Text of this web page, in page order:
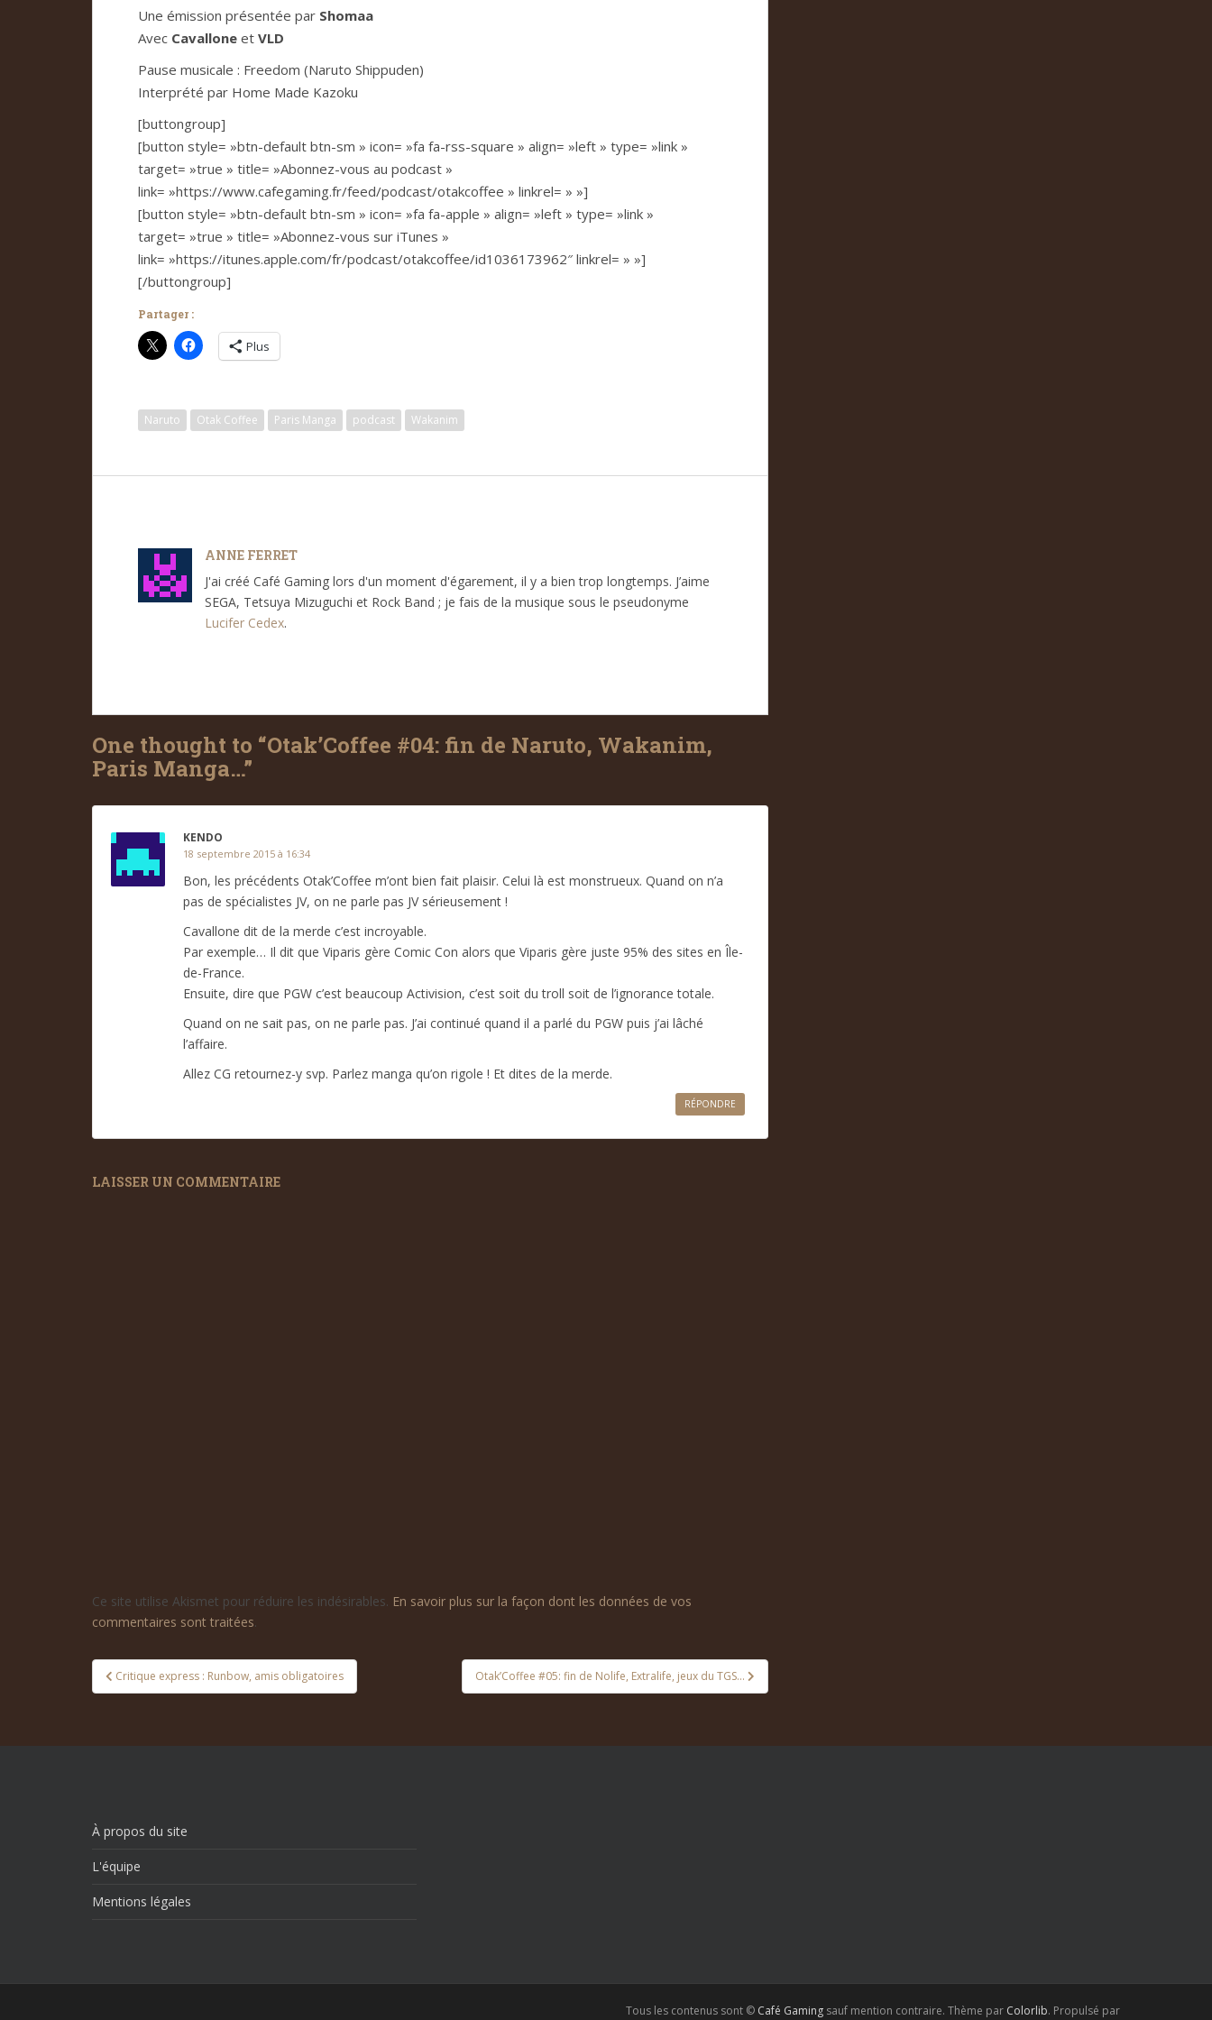
Une émission présentée par Shomaa
Avec Cavallone et VLD
Pause musicale : Freedom (Naruto Shippuden)
Interprété par Home Made Kazoku
[buttongroup]
[button style= »btn-default btn-sm » icon= »fa fa-rss-square » align= »left » type= »link »
target= »true » title= »Abonnez-vous au podcast »
link= »https://www.cafegaming.fr/feed/podcast/otakcoffee » linkrel= » »]
[button style= »btn-default btn-sm » icon= »fa fa-apple » align= »left » type= »link »
target= »true » title= »Abonnez-vous sur iTunes »
link= »https://itunes.apple.com/fr/podcast/otakcoffee/id1036173962″ linkrel= » »]
[/buttongroup]
Partager :
Plus
Naruto Otak Coffee Paris Manga podcast Wakanim
ANNE FERRET
J'ai créé Café Gaming lors d'un moment d'égarement, il y a bien trop longtemps. J’aime
SEGA, Tetsuya Mizuguchi et Rock Band ; je fais de la musique sous le pseudonyme
Lucifer Cedex.
One thought to “Otak’Coffee #04: fin de Naruto, Wakanim,
Paris Manga…”
KENDO
18 septembre 2015 à 16:34
Bon, les précédents Otak’Coffee m’ont bien fait plaisir. Celui là est monstrueux. Quand on n’a
pas de spécialistes JV, on ne parle pas JV sérieusement !
Cavallone dit de la merde c’est incroyable.
Par exemple… Il dit que Viparis gère Comic Con alors que Viparis gère juste 95% des sites en Île-
de-France.
Ensuite, dire que PGW c’est beaucoup Activision, c’est soit du troll soit de l’ignorance totale.
Quand on ne sait pas, on ne parle pas. J’ai continué quand il a parlé du PGW puis j’ai lâché
l’affaire.
Allez CG retournez-y svp. Parlez manga qu’on rigole ! Et dites de la merde.
RÉPONDRE
LAISSER UN COMMENTAIRE
Ce site utilise Akismet pour réduire les indésirables. En savoir plus sur la façon dont les données de vos
commentaires sont traitées.
Navigation
de
Critique express : Runbow, amis obligatoires Otak’Coffee #05: fin de Nolife, Extralife, jeux du TGS…
À propos du site
L'équipe
Mentions légales
Tous les contenus sont © Café Gaming sauf mention contraire. Thème par Colorlib. Propulsé par